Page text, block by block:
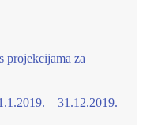
projekcijama za
– 31.12.2019.